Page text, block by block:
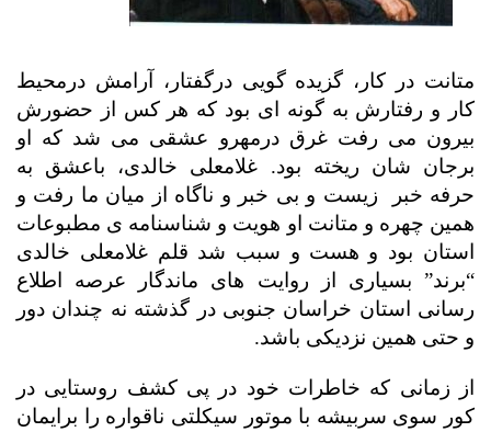
متانت در کار، گزیده گویی درگفتار، آرامش درمحیط
کار و رفتارش به گونه ای بود که هر کس از حضورش
بیرون می رفت غرق درمهرو عشقی می شد که او
برجان شان ریخته بود. غلامعلی خالدی، باعشق به
حرفه خبر
زیست و بی خبر و ناگاه از میان ما رفت و
همین چهره و متانت او هویت و شناسنامه ی مطبوعات
استان بود و هست و سبب شد قلم غلامعلی خالدی
“برند” بسیاری از روایت های ماندگار عرصه اطلاع
رسانی استان خراسان جنوبی در گذشته نه چندان دور
و حتی همین نزدیکی باشد.
از زمانی که خاطرات خود در پی کشف روستایی در
کور سوی سربیشه با موتور سیکلتی ناقواره را برایمان